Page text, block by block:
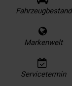
Fahrzeugbestand
Markenwelt
Servicetermin